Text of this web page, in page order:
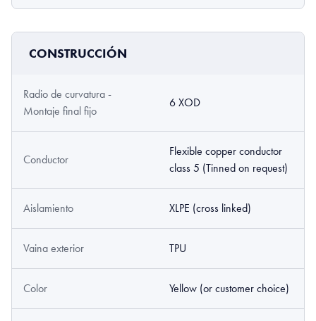
CONSTRUCCIÓN
Radio de curvatura -
Montaje final fijo
6 XOD
Conductor
Flexible copper conductor
class 5 (Tinned on request)
Aislamiento XLPE (cross linked)
Vaina exterior TPU
Color Yellow (or customer choice)